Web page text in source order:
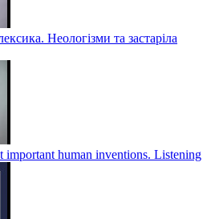
Неологізми та застаріла
important human inventions. Listening